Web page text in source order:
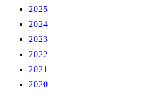
2025
2024
2023
2022
2021
2020